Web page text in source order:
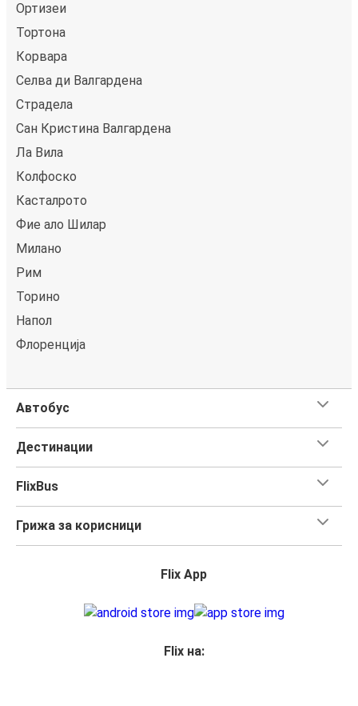
Ортизеи
Тортона
Корвара
Селва ди Валгардена
Стрaделa
Сан Кристина Валгардена
Ла Вила
Колфоско
Касталрото
Фие алo Шилар
Милано
Рим
Торино
Напол
Флоренција
Автобус
Дестинации
FlixBus
Грижа за корисници
Flix App
Flix на: